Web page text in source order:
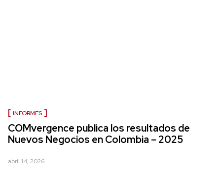
INFORMES
COMvergence publica los resultados de
Nuevos Negocios en Colombia – 2025
abril 14, 2026